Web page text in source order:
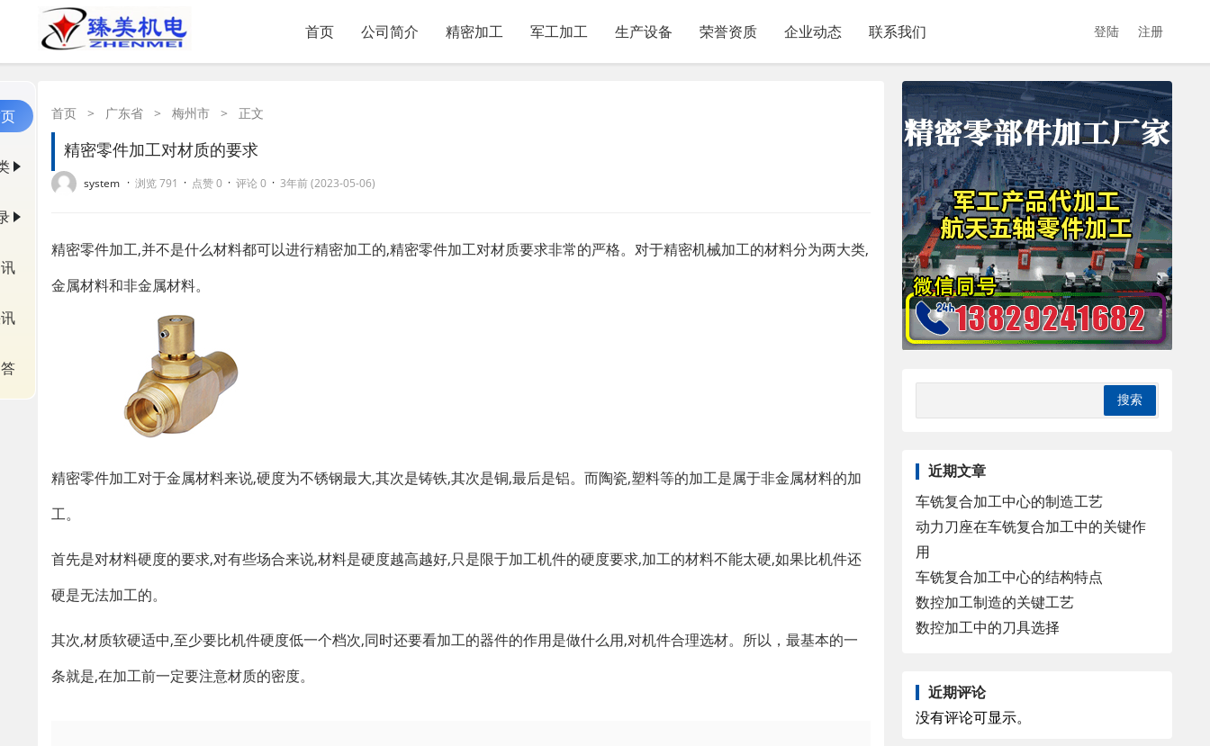
首页 公司简介 精密加工 军工加工 生产设备 荣誉资质 企业动态 联系我们 登陆 注册
首页 > 广东省 > 梅州市 > 正文
精密零件加工对材质的要求
system · 浏览 791 · 点赞 0 · 评论 0 · 3年前 (2023-05-06)
精密零件加工,并不是什么材料都可以进行精密加工的,精密零件加工对材质要求非常的严格。对于精密机械加工的材料分为两大类,
金属材料和非金属材料。
精密零件加工对于金属材料来说,硬度为不锈钢最大,其次是铸铁,其次是铜,最后是铝。而陶瓷,塑料等的加工是属于非金属材料的加
工。
首先是对材料硬度的要求,对有些场合来说,材料是硬度越高越好,只是限于加工机件的硬度要求,加工的材料不能太硬,如果比机件还
硬是无法加工的。
其次,材质软硬适中,至少要比机件硬度低一个档次,同时还要看加工的器件的作用是做什么用,对机件合理选材。所以，最基本的一
条就是,在加工前一定要注意材质的密度。
近期文章
车铣复合加工中心的制造工艺
动力刀座在车铣复合加工中的关键作
用
车铣复合加工中心的结构特点
数控加工制造的关键工艺
数控加工中的刀具选择
近期评论
没有评论可显示。